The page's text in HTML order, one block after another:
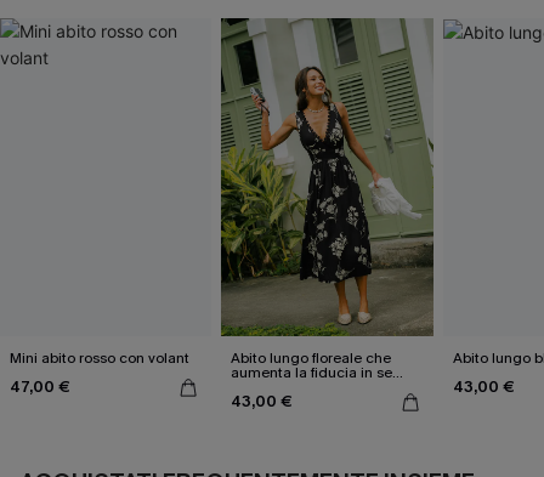
Mini abito rosso con volant
47,00 €
Abito lungo floreale che
aumenta la fiducia in se
43,00 €
Abito lungo
43,00 €